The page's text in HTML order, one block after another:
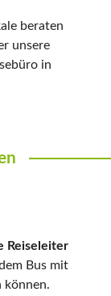
beraten
unsere
in
Reiseleiter
Bus mit
können.